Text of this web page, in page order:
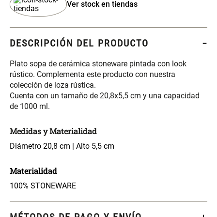
Ver stock en tiendas
DESCRIPCIÓN DEL PRODUCTO
Plato sopa de cerámica stoneware pintada con look
rústico. Complementa este producto con nuestra
colección de loza rústica.
Cuenta con un tamaño de 20,8x5,5 cm y una capacidad
de 1000 ml.
Medidas y Materialidad
Diámetro 20,8 cm | Alto 5,5 cm
Materialidad
100% STONEWARE
S/ 349.00S/ 261.00 S/ 104.00
Hilos
S/ 169.00 S/ 143.65 S/ 124.00
Canasto Ropa Bambú Redondo
con Forro
Mueble Repisa Bambú 4
Bandejas con Puerta 23 x 23 x
Comoda Bambú con Puertas 80
S/ 319.00 S/ 254.90
Plumón Pluma
Silla Metálica Plegable